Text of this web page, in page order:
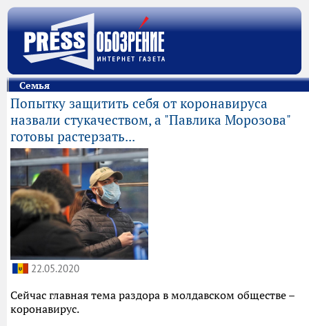
Семья
Попытку защитить себя от коронавируса
назвали стукачеством, а "Павлика Морозова"
готовы растерзать...
22.05.2020
Сейчас главная тема раздора в молдавском обществе –
коронавирус.